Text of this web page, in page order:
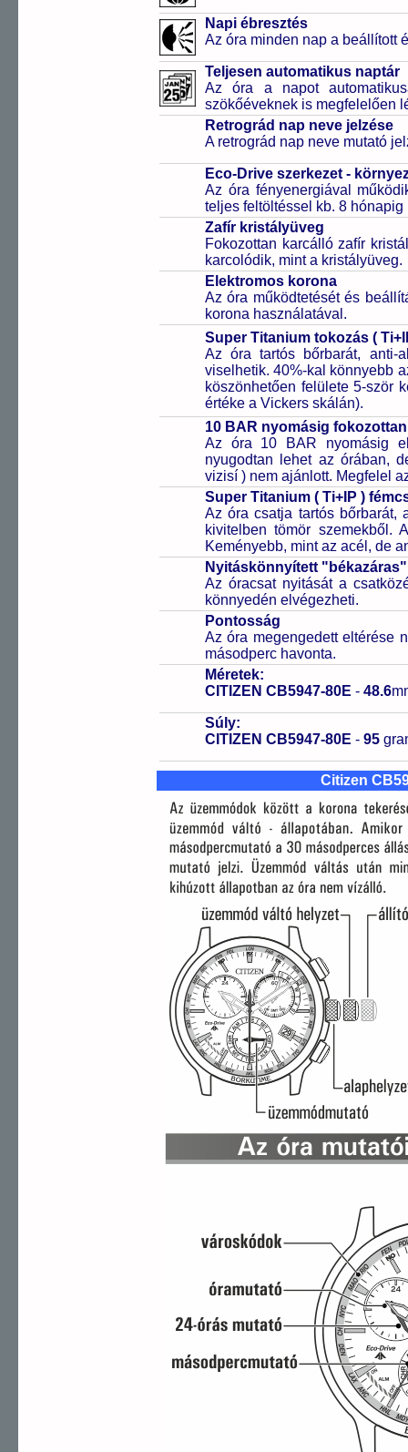
Napi ébresztés
Az óra minden nap a beállított
Teljesen automatikus naptár
Az óra a napot
szökőéveknek is megfelelően
Retrográd nap neve jelzése
A retrográd nap neve mutató
Eco-Drive szerkezet -
Az óra fényenergiával
teljes feltöltéssel kb. 8
Zafír kristályüveg
Fokozottan karcálló zafír
karcolódik, mint a kristályüveg.
Elektromos korona
Az óra működtetését és
korona használatával.
Super Titanium tokozás (
Az óra tartós bőrbarát, anti-
viselhetik. 40%-kal könnyebb
köszönhetően felülete 5-ször
értéke a Vickers skálán).
10 BAR nyomásig
Az óra 10 BAR nyomásig
nyugodtan lehet az órában,
vizisí ) nem ajánlott. Megfelel
Super Titanium ( Ti+IP )
Az óra csatja tartós bőrbarát,
kivitelben tömör szemekből.
Keményebb, mint az acél, de
Nyitáskönnyített
Az óracsat nyitását a
könnyedén elvégezheti.
Pontosság
Az óra megengedett eltérése
másodperc havonta.
Méretek:
CITIZEN CB5947-80E - 48.6
Súly:
CITIZEN CB5947-80E - 95
Citizen